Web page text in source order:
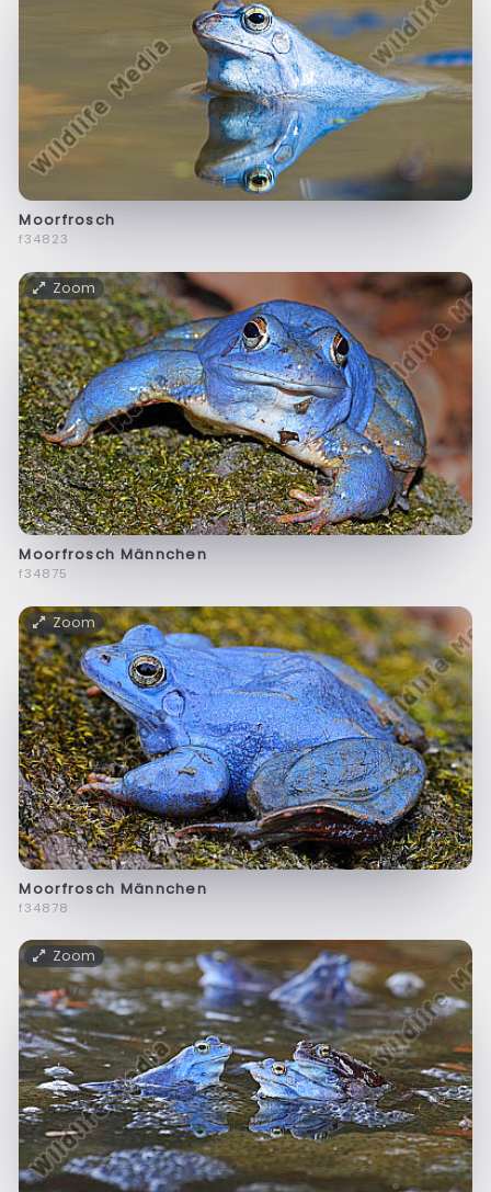
Moorfrosch
f34823
Zoom
Moorfrosch Männchen
f34875
Zoom
Moorfrosch Männchen
f34878
Zoom